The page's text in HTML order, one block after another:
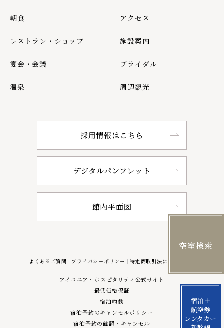
宿泊＋
航空券
レンタカー
空室検索
朝食
レストラン・ショップ
宴会・会議
温泉
アクセス
施設案内
ブライダル
周辺観光
採用情報はこちら
デジタルパンフレット
館内平面図
よくあるご質問 プライバシーポリシー 特定商取引法に基づく表記
アイコニア・ホスピタリティ公式サイト
最低価格保証
宿泊約款
宿泊予約のキャンセルポリシー
宿泊予約の確認・キャンセル